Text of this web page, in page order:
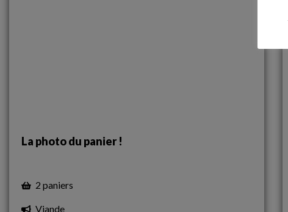
La photo du panier !
2 paniers
Viande